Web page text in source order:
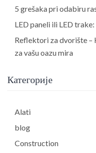
5 grešaka pri odabiru
LED paneli ili LED
Reflektori za dvorište –
za vašu oazu mira
Категорије
Alati
blog
Construction